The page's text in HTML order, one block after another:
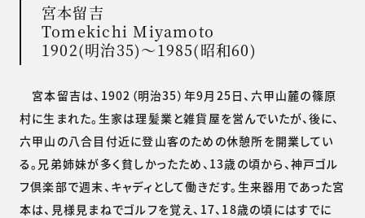
宮本留吉
Tomekichi Miyamoto
1902(明治35)～1985(昭和60)
宮本留吉は、1902（明治35）年9月25日、六甲山麓の篠原
村に生まれた。生家は理髪業と雑貨屋を営んでいたが、後に、
六甲山の八合目付近に登山客のための休憩所を開業してい
る。兄弟姉妹が多く貧しかったため、13歳の頃から、神戸ゴル
フ倶楽部で週末、キャディとして働きだす。生来器用であった宮
本は、見様見まねでゴルフを覚え、17、18歳の頃にはすでに